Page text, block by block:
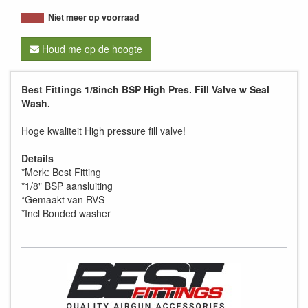
Niet meer op voorraad
Houd me op de hoogte
Best Fittings 1/8inch BSP High Pres. Fill Valve w Seal
Wash.
Hoge kwaliteit High pressure fill valve!
Details
*Merk: Best Fitting
*1/8" BSP aansluiting
*Gemaakt van RVS
*Incl Bonded washer